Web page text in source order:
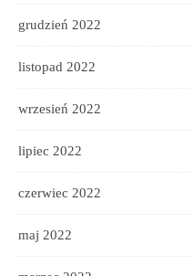
grudzień 2022
listopad 2022
wrzesień 2022
lipiec 2022
czerwiec 2022
maj 2022